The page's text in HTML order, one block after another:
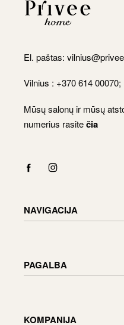
El. paštas:
Vilnius : +370 614
Mūsų salonų ir mūsų
numerius rasitečia
NAVIGACIJA
Krepšelis
PAGALBA
KOMPANIJA